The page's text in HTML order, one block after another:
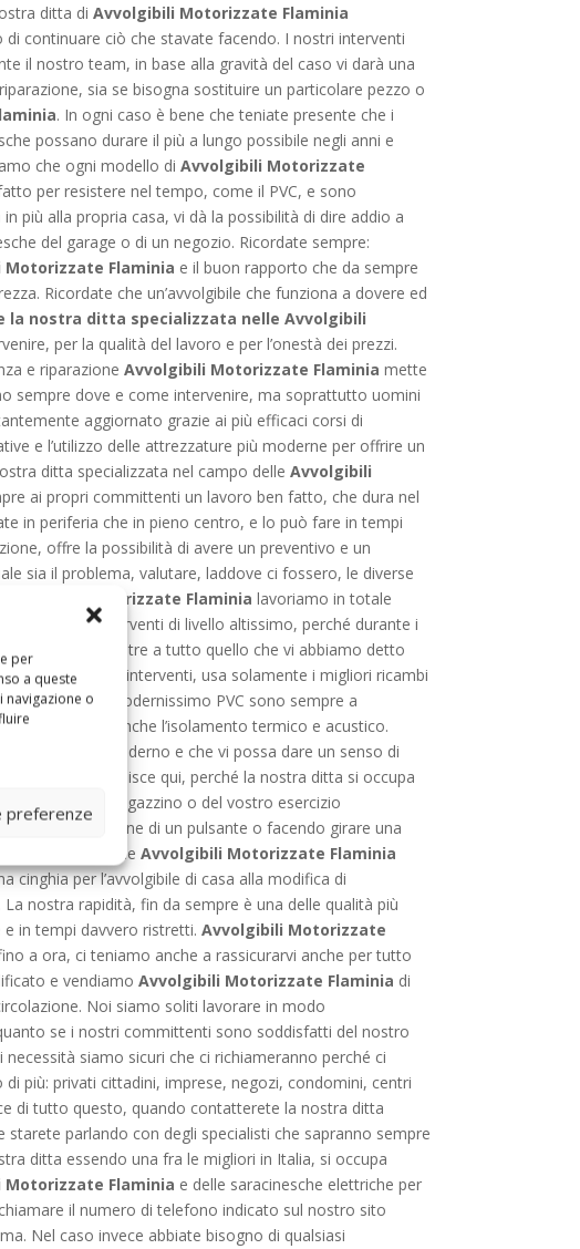
per
a queste
o
preferenze
ditta diAvvolgibili Motorizzate Flaminia
continuare ciò che stavate facendo. I nostri interventi
il nostro team, in base alla gravità del caso vi darà una
sia se bisogna sostituire un particolare pezzo o
. In ogni caso è bene che teniate presente che i
possano durare il più a lungo possibile negli anni e
che ogni modello diAvvolgibili Motorizzate
per resistere nel tempo, come il PVC, e sono
più alla propria casa, vi dà la possibilità di dire addio a
del garage o di un negozio. Ricordate sempre:
Motorizzate Flaminia e il buon rapporto che da sempre
Ricordate che un’avvolgibile che funziona a dovere ed
la nostra ditta specializzata nelle Avvolgibili
per la qualità del lavoro e per l’onestà dei prezzi.
e riparazioneAvvolgibili Motorizzate Flaminia mette
sempre dove e come intervenire, ma soprattutto uomini
aggiornato grazie ai più efficaci corsi di
e l’utilizzo delle attrezzature più moderne per offrire un
ditta specializzata nel campo delleAvvolgibili
ai propri committenti un lavoro ben fatto, che dura nel
in periferia che in pieno centro, e lo può fare in tempi
offre la possibilità di avere un preventivo e un
sia il problema, valutare, laddove ci fossero, le diverse
Avvolgibili Motorizzate Flaminia lavoriamo in totale
clientela interventi di livello altissimo, perché durante i
sta facendo. Oltre a tutto quello che vi abbiamo detto
, durante i suoi interventi, usa solamente i migliori ricambi
legno e modernissimo PVC sono sempre a
richiesto, anche l’isolamento termico e acustico.
di più moderno e che vi possa dare un senso di
. Ma non finisce qui, perché la nostra ditta si occupa
del vostro magazzino o del vostro esercizio
pressione di un pulsante o facendo girare una
nel campo delleAvvolgibili Motorizzate Flaminia
per l’avvolgibile di casa alla modifica di
nostra rapidità, fin da sempre è una delle qualità più
e in tempi davvero ristretti.Avvolgibili Motorizzate
a ora, ci teniamo anche a rassicurarvi anche per tutto
e vendiamoAvvolgibili Motorizzate Flaminia di
Noi siamo soliti lavorare in modo
se i nostri committenti sono soddisfatti del nostro
siamo sicuri che ci richiameranno perché ci
più: privati cittadini, imprese, negozi, condomini, centri
di tutto questo, quando contatterete la nostra ditta
parlando con degli specialisti che sapranno sempre
ditta essendo una fra le migliori in Italia, si occupa
Motorizzate Flaminia e delle saracinesche elettriche per
il numero di telefono indicato sul nostro sito
Nel caso invece abbiate bisogno di qualsiasi